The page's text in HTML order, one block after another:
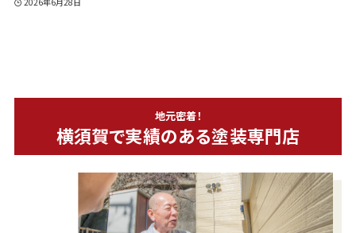
地元密着！
横須賀で実績のある塗装専門店